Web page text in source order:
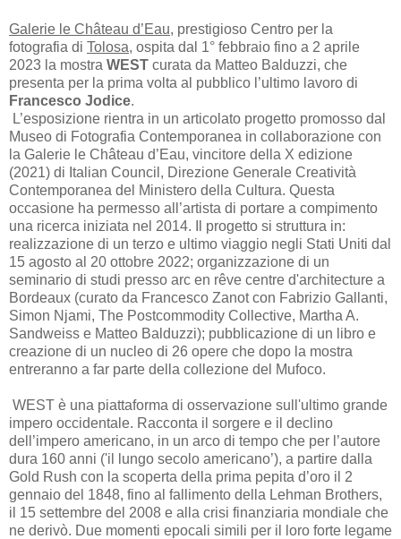
Galerie le Château d’Eau, prestigioso Centro per la
fotografia di Tolosa, ospita dal 1° febbraio fino a 2 aprile
2023 la mostra WEST curata da Matteo Balduzzi, che
presenta per la prima volta al pubblico l’ultimo lavoro di
Francesco Jodice.
L’esposizione rientra in un articolato progetto promosso dal
Museo di Fotografia Contemporanea in collaborazione con
la Galerie le Château d’Eau, vincitore della X edizione
(2021) di Italian Council, Direzione Generale Creatività
Contemporanea del Ministero della Cultura. Questa
occasione ha permesso all’artista di portare a compimento
una ricerca iniziata nel 2014. Il progetto si struttura in:
realizzazione di un terzo e ultimo viaggio negli Stati Uniti dal
15 agosto al 20 ottobre 2022; organizzazione di un
seminario di studi presso arc en rêve centre d'architecture a
Bordeaux (curato da Francesco Zanot con Fabrizio Gallanti,
Simon Njami, The Postcommodity Collective, Martha A.
Sandweiss e Matteo Balduzzi); pubblicazione di un libro e
creazione di un nucleo di 26 opere che dopo la mostra
entreranno a far parte della collezione del Mufoco.
WEST è una piattaforma di osservazione sull'ultimo grande
impero occidentale. Racconta il sorgere e il declino
dell’impero americano, in un arco di tempo che per l’autore
dura 160 anni ('il lungo secolo americano’), a partire dalla
Gold Rush con la scoperta della prima pepita d’oro il 2
gennaio del 1848, fino al fallimento della Lehman Brothers,
il 15 settembre del 2008 e alla crisi finanziaria mondiale che
ne derivò. Due momenti epocali simili per il loro forte legame